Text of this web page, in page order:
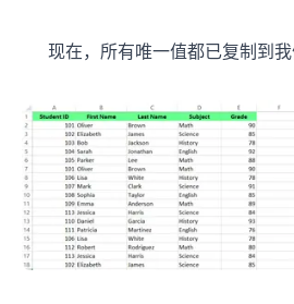
现在，所有唯一值都已复制到我